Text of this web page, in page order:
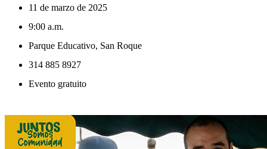
11 de marzo de 2025
9:00 a.m.
Parque Educativo, San Roque
314 885 8927
Evento gratuito